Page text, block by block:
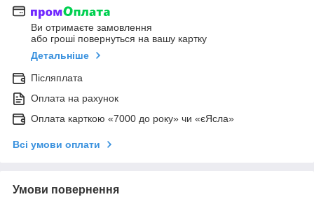
Ви отримаєте замовлення
або гроші повернуться на вашу картку
Детальніше
Післяплата
Оплата на рахунок
Оплата карткою «7000 до року» чи «єЯсла»
Всі умови оплати
Умови повернення